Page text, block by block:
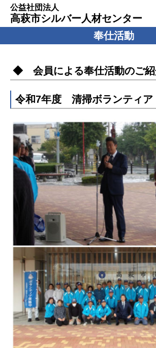
公益社団法人
高萩市シルバー人材センター
奉仕活動
◆ 会員による奉仕活動のご
令和7年度 清掃ボランティア